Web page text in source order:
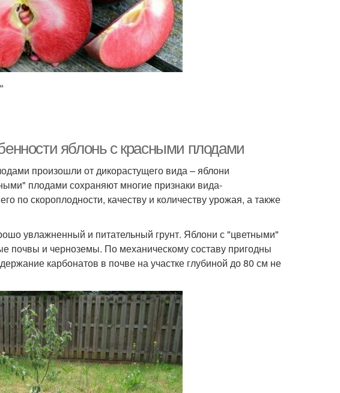
яблонь с красными плодами
произошли от дикорастущего вида – яблони
плодами сохраняют многие признаки вида-
по скороплодности, качеству и количеству урожая, а также
увлажненный и питательный грунт. Яблони с "цветными"
почвы и черноземы. По механическому составу пригодны
карбонатов в почве на участке глубиной до 80 см не